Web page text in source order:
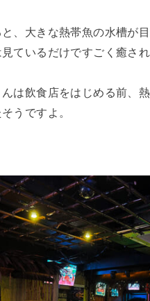
、大きな熱帯魚の水槽が
ているだけですごく癒さ
は飲食店をはじめる前、
うですよ。